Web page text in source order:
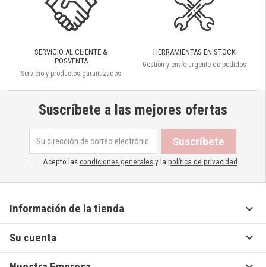
SERVICIO AL CLIENTE &
POSVENTA
Servicio y productos garantizados
HERRAMIENTAS EN STOCK
Gestión y envío urgente de pedidos
Suscríbete a las mejores ofertas
Acepto lascondiciones generalesy la política de privacidad
Información de la tienda 
Su cuenta 